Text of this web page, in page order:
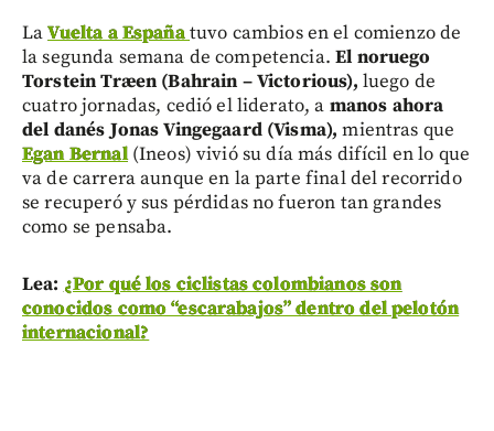
LaVuelta a Españatuvo cambios en el comienzo de
la segunda semana de competencia.El noruego
Torstein Træen (Bahrain – Victorious), luego de
cuatro jornadas, cedió el liderato, a manos ahora
del danés Jonas Vingegaard (Visma), mientras que
Egan Bernal(Ineos) vivió su día más difícil en lo que
va de carrera aunque en la parte final del recorrido
se recuperó y sus pérdidas no fueron tan grandes
como se pensaba.
Lea: ¿Por qué los ciclistas colombianos son
conocidos como “escarabajos” dentro del pelotón
internacional?